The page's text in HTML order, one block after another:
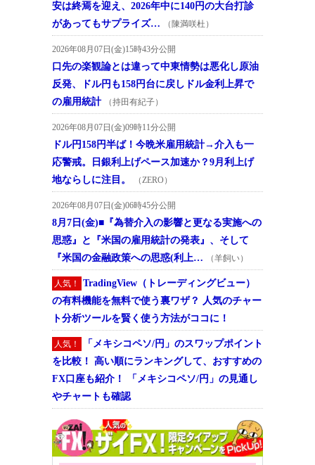
安は終焉を迎え、2026年中に140円の大台打診
があってもサプライズ…
（陳満咲杜）
2026年08月07日(金)15時43分公開
口先の楽観論とは違って中東情勢は悪化し原油
反発、ドル円も158円台に戻しドル金利上昇で
の雇用統計
（持田有紀子）
2026年08月07日(金)09時11分公開
ドル円158円半ば！今晩米雇用統計→介入も一
応警戒。日銀利上げペース加速か？9月利上げ
地ならしに注目。
（ZERO）
2026年08月07日(金)06時45分公開
8月7日(金)■『為替介入の影響と更なる実施への
思惑』と『米国の雇用統計の発表』、そして
『米国の金融政策への思惑(利上…
（羊飼い）
人気！
TradingView（トレーディングビュー）
の有料機能を無料で使う裏ワザ？ 人気のチャー
ト分析ツールを賢く使う方法がココに！
人気！
「メキシコペソ/円」のスワップポイント
を比較！ 高い順にランキングして、おすすめの
FX口座も紹介！ 「メキシコペソ/円」の見通し
やチャートも確認